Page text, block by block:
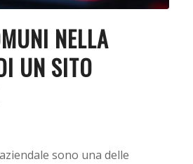
NELLA
UN SITO
sono una delle